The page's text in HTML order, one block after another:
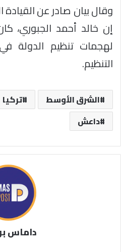
وقال بيان صادر عن القيادة
إن خالد أحمد الجبوري،
لهجمات تنظيم الدولة
التنظيم.
الشرق الأوسط تركيا
داعش
داماس